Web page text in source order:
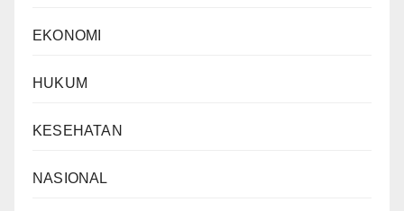
EKONOMI
HUKUM
KESEHATAN
NASIONAL